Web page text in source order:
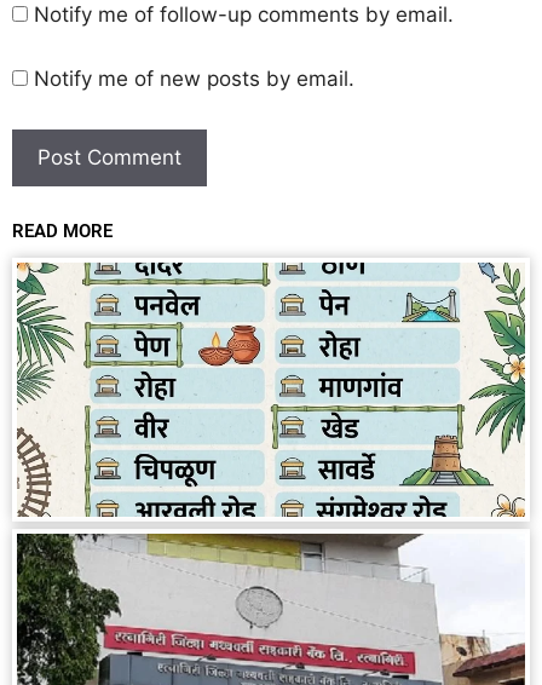
Notify me of follow-up comments by email.
Notify me of new posts by email.
READ MORE